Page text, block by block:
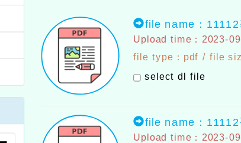
file name：11112
Upload time：2023-
file type：pdf / file
select dl file
file name：
Upload time：2023-